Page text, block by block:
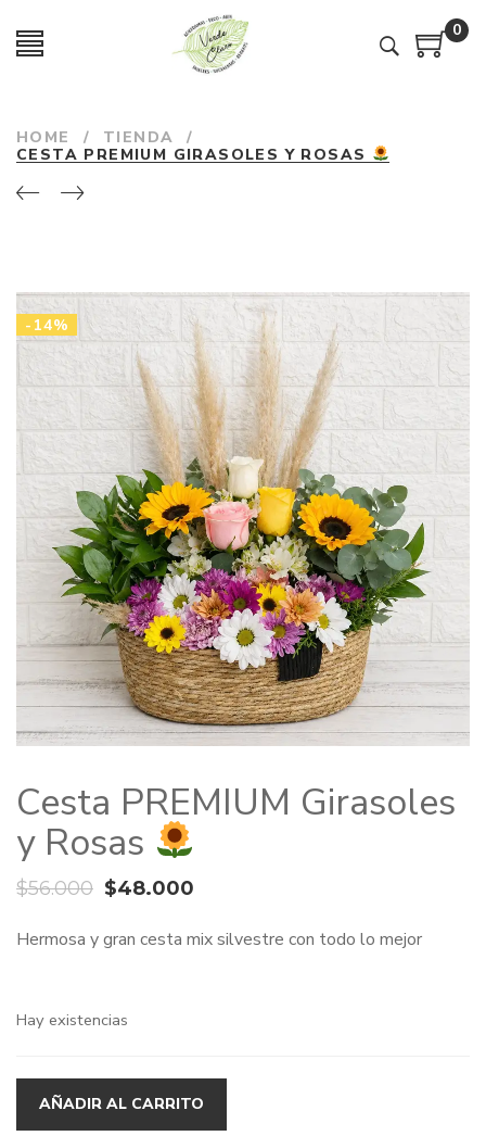
0
HOME / TIENDA
/
CESTA PREMIUM GIRASOLES Y ROSAS
-14%
Cesta PREMIUM Girasoles
y Rosas
$56.000 El
original
$56.000.
$48.000
Hermosa y gran cesta mix silvestre con todo lo mejor
Hay existencias
AÑADIR AL CARRITO